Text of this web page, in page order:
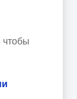
чтобы